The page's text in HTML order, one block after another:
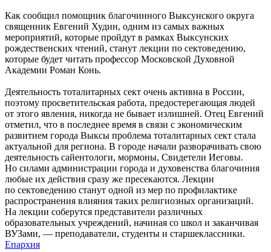
Как сообщил помощник благочинного Выксунского округа
священник Евгений Худин, одним из самых важных
мероприятий, которые пройдут в рамках Выксунских
рождественских чтений, станут лекции по сектоведению,
которые будет читать профессор Московской Духовной
Академии Роман Конь.
Деятельность тоталитарных сект очень активна в России,
поэтому просветительская работа, предостерегающая людей
от этого явления, никогда не бывает излишней. Отец Евгений
отметил, что в последнее время в связи с экономическим
развитием города Выксы проблема тоталитарных сект стала
актуальной для региона. В городе начали разворачивать свою
деятельность сайентологи, мормоны, Свидетели Иеговы.
Но силами администрации города и духовенства благочиния
любые их действия сразу же пресекаются. Лекции
по сектоведению станут одной из мер по профилактике
распространения влияния таких религиозных организаций.
На лекции соберутся представители различных
образовательных учреждений, начиная со школ и заканчивая
ВУЗами, — преподаватели, студенты и старшеклассники.
Епархия